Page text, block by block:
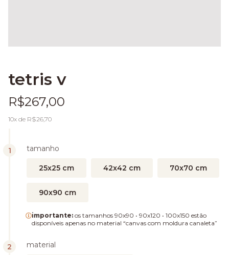
tetris v
R$267,00
10x de R$26,70
tamanho
25x25 cm 42x42 cm 70x70 cm
90x90 cm
importante: os tamanhos 90x90 • 90x120 • 100x150 estão
disponíveis apenas no material “canvas com moldura canaleta”
material